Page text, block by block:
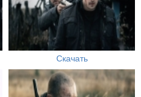
Скачать